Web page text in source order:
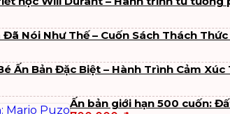
Nói Như Thế – Cuốn Sách Thách
Ấn Bản Đặc Biệt – Hành Trình Cảm Xúc
Ấn bản giới hạn 500 cuốn: